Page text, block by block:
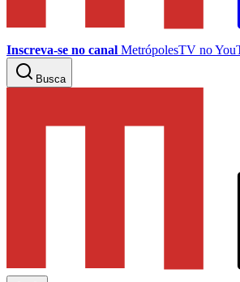
Inscreva-se no canal MetrópolesTV no
Busca